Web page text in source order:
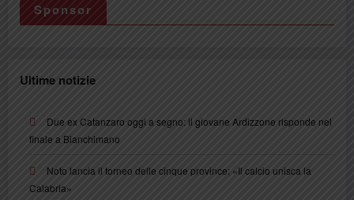
Sponsor
Ultime notizie
Due ex Catanzaro oggi a segno: il giovane Ardizzone risponde nel
finale a Bianchimano
Noto lancia il torneo delle cinque province: «Il calcio unisca la
Calabria»